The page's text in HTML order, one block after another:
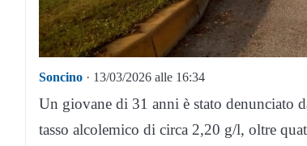
Soncino · 13/03/2026 alle 16:34
Un giovane di 31 anni è stato denunciato
tasso alcolemico di circa 2,20 g/l, oltre